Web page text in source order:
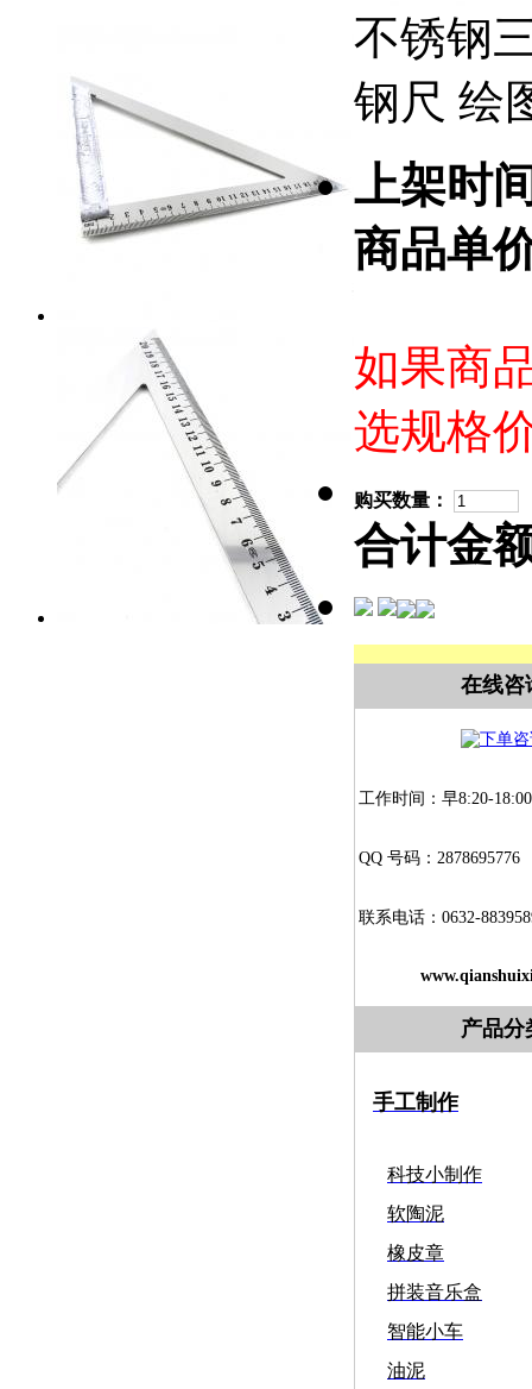
不锈钢
钢尺 绘
上架时
商品单
如果商
选规格
购买数量：
合计金
在线咨
工作时间：早8:20-18:00
QQ 号码：2878695776
联系电话：0632-
产品分
手工制作
科技小制作
软陶泥
橡皮章
拼装音乐盒
智能小车
油泥